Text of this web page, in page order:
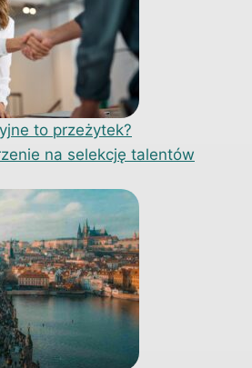
to przeżytek?
na selekcję talentów